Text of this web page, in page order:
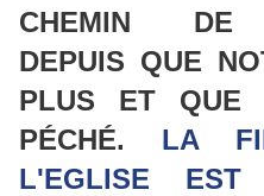
CHEMIN DE
DEPUIS QUE
PLUS ET QUE
PÉCHÉ. LA
L'EGLISE EST